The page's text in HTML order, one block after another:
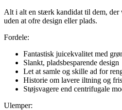
Alt i alt en stærk kandidat til dem, der
uden at ofre design eller plads.
Fordele:
Fantastisk juicekvalitet med
Slankt, pladsbesparende design
Let at samle og skille ad for
Historie om lavere iltning og
Støjsvagere end centrifugale
Ulemper: